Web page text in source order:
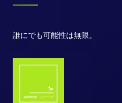
誰にでも可能性は無限。